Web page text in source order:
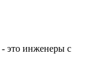
это инженеры с